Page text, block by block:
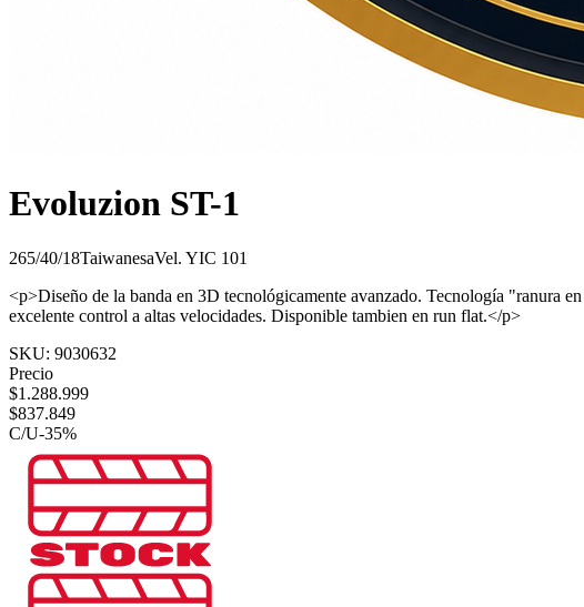
Evoluzion ST-1
265/40/18TaiwanesaVel. YIC 101
<p>Diseño de la banda en 3D tecnológicamente avanzado. Tecnología "ranura
excelente control a altas velocidades. Disponible tambien en run flat.</p>
SKU: 9030632
Precio
$1.288.999
$837.849
C/U-35%